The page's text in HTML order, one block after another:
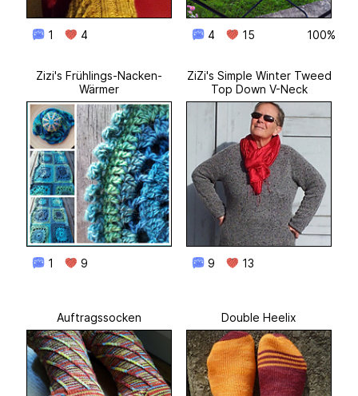
1 4 4 15 100%
Zizi's Frühlings-Nacken-
Wärmer
1 9
ZiZi's Simple Winter Tweed
Top Down V-Neck
9 13
Auftragssocken Double Heelix